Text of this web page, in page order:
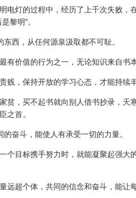
电灯的过程中，经历了上千次失败，
黎明”。
西，从任何源泉汲取都不可耻。
有价值的行为之一，无论知识来自书
贱，保持开放的学习心态，才能持续
贫，买不起书就向别人借书抄录，天
之首。
的奋斗，能使人有承受一切的力量。
个目标携手努力时，就能凝聚起强
远超个体，共同的信念和奋斗，能让